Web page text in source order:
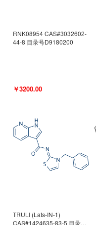
RNK08954 CAS#3032602-
44-8 目录号D9180200
￥3200.00
TRULI (Lats-IN-1)
CAS#1424635-83-5 目录号